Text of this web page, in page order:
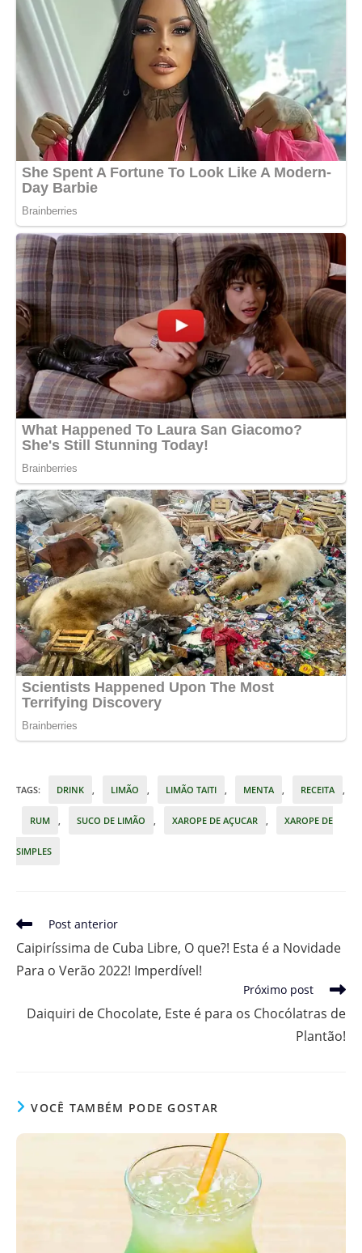
TAGS: DRINK , LIMÃO , LIMÃO TAITI , MENTA , RECEITA ,
RUM , SUCO DE LIMÃO , XAROPE DE AÇUCAR , XAROPE DE
SIMPLES
Leia
artigos
Post anterior
Caipiríssima de Cuba Libre, O que?! Esta é a Novidade
Para o Verão 2022! Imperdível!
Próximo post
Daiquiri de Chocolate, Este é para os Chocólatras de
Plantão!
VOCÊ TAMBÉM PODE GOSTAR